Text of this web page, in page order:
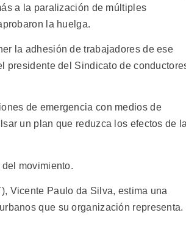
a la paralización de múltiples
la huelga.
la adhesión de trabajadores de ese
presidente del Sindicato de
de emergencia con medios de
un plan que reduzca los efectos de
movimiento.
Vicente Paulo da Silva, estima una
que su organización representa.